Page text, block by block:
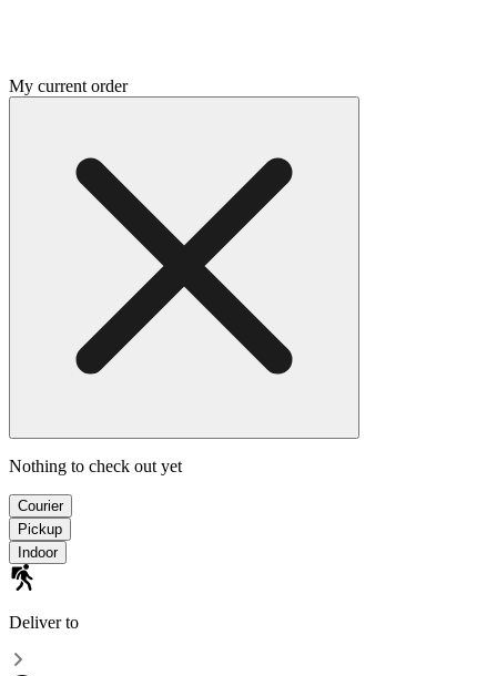
My current order
Nothing to check out yet
Courier
Pickup
Indoor
Deliver to